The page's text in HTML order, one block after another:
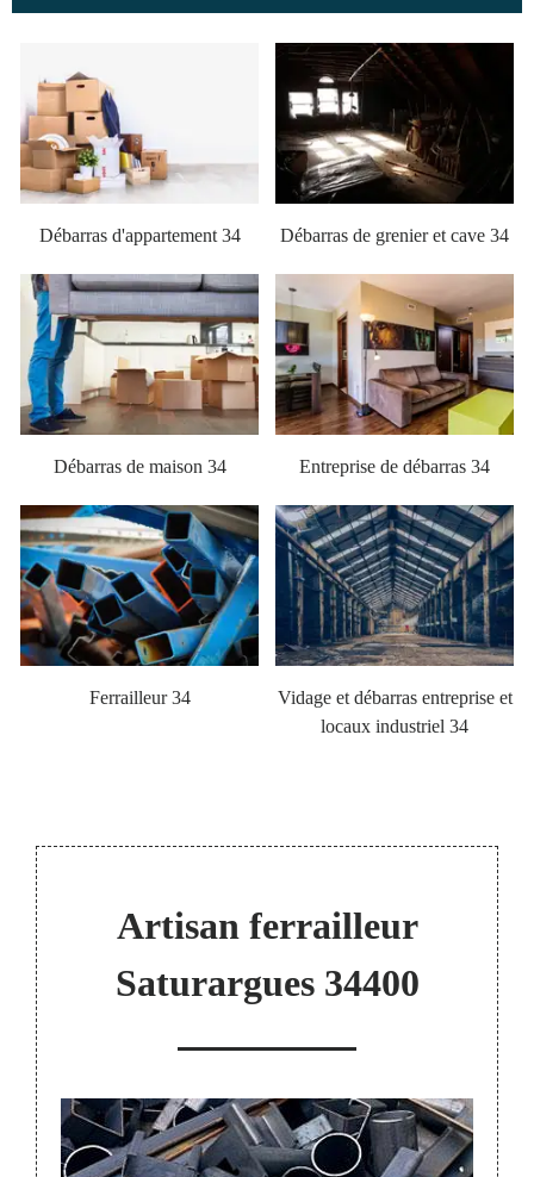
Débarras d'appartement 34 Débarras de grenier et cave 34
Débarras de maison 34 Entreprise de débarras 34
Ferrailleur 34
Vidage et débarras entreprise et
locaux industriel 34
Artisan ferrailleur
Saturargues 34400